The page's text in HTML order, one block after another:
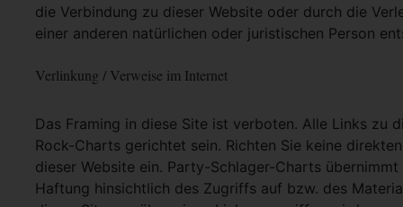
die Verbindung zu dieser Website oder durch die
einer anderen natürlichen oder juristischen Person
Verlinkung / Verweise im Internet
Das Framing in diese Site ist verboten. Alle Links zu
Rock-Charts gerichtet sein. Richten Sie keine
dieser Website ein. Party-Schlager-Charts
Haftung hinsichtlich des Zugriffs auf bzw. des